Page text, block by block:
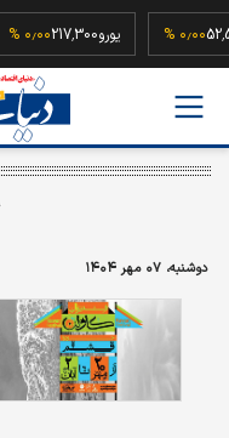
52,500,000 یورو217,300
دوشنبه، ۰۷ مهر ۱۴۰۴